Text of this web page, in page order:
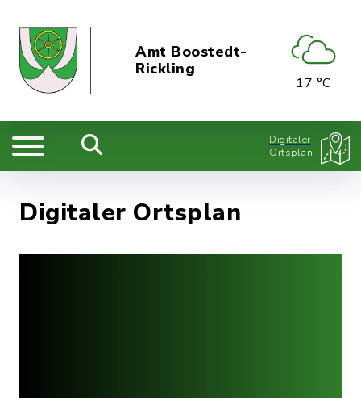
Amt Boostedt-
Rickling
17 °C
Digitaler
Ortsplan
Digitaler Ortsplan